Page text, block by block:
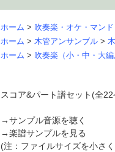
ホーム > 吹奏楽・オケ・マンド
ホーム > 木管アンサンブル >
ホーム > 吹奏楽（小・中・大編
スコア&パート譜セット(全22
→サンプル音源を聴く
→楽譜サンプルを見る
(注：ファイルサイズを小さ